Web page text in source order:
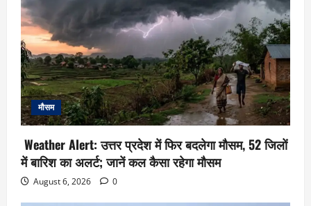
मौसम
Weather Alert: उत्तर प्रदेश में फिर बदलेगा मौसम, 52 जिलों
में बारिश का अलर्ट; जानें कल कैसा रहेगा मौसम
August 6, 2026 0